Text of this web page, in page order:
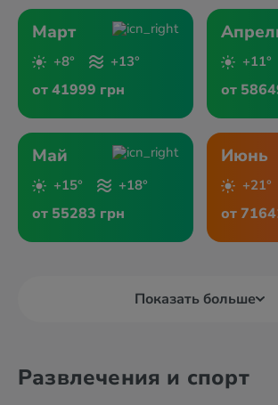
Март
+8° +13°
от 41999 грн
+11°
от
Май
+15° +18°
от 55283 грн
Июнь
+21°
от
Показать больше
Развлечения и спорт